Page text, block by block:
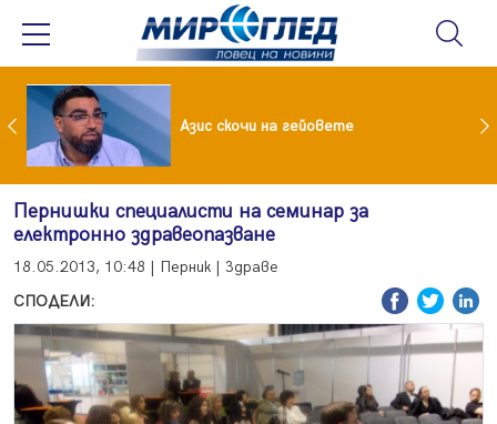
във фейсбук и инстаграм за непълнолетни Азис скочи на гейовете
Пернишки специалисти на семинар за
електронно здравеопазване
18.05.2013, 10:48 | Перник | Здраве
СПОДЕЛИ: